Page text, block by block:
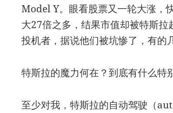
Model Y。眼看股票又一轮大涨，
大27倍之多，结果市值却被特斯
投机者，据说他们被坑惨了，有的
特斯拉的魔力何在？到底有什么特
至少对我，特斯拉的自动驾驶（